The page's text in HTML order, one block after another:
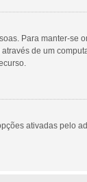
Para manter-se
de um
ativadas pelo